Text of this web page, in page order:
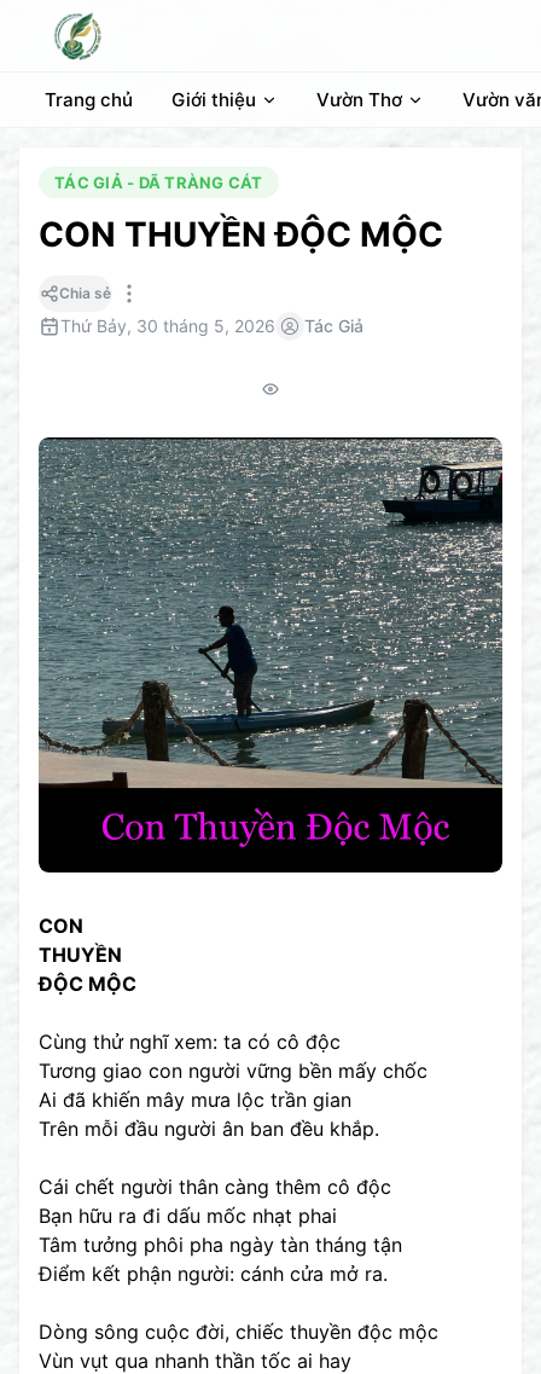
Trang chủ Giới thiệu Vườn Thơ Vườn
TÁC GIẢ - DÃ TRÀNG CÁT
CON THUYỀN ĐỘC MỘC
Chia sẻ
Thứ Bảy, 30 tháng 5, 2026 Tác Giả
CON
THUYỀN
ĐỘC MỘC
Cùng thử nghĩ xem: ta có cô độc
Tương giao con người vững bền mấy chốc
Ai đã khiến mây mưa lộc trần gian
Trên mỗi đầu người ân ban đều khắp.
Cái chết người thân càng thêm cô độc
Bạn hữu ra đi dấu mốc nhạt phai
Tâm tưởng phôi pha ngày tàn tháng tận
Điểm kết phận người: cánh cửa mở ra.
Dòng sông cuộc đời, chiếc thuyền độc mộc
Vùn vụt qua nhanh thần tốc ai hay